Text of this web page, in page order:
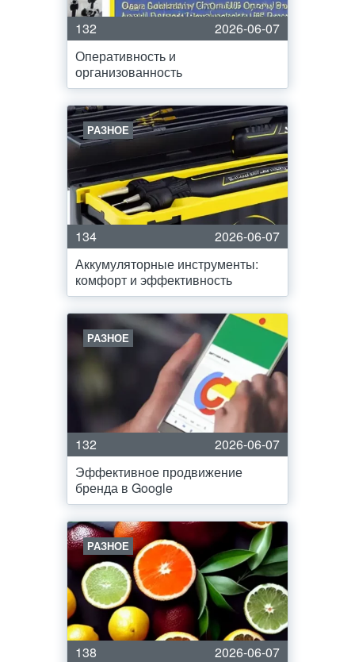
132
2026-06-07
Оперативность и
организованность
РАЗНОЕ
134
2026-06-07
Аккумуляторные инструменты:
комфорт и эффективность
РАЗНОЕ
132
2026-06-07
Эффективное продвижение
бренда в Google
РАЗНОЕ
138
2026-06-07